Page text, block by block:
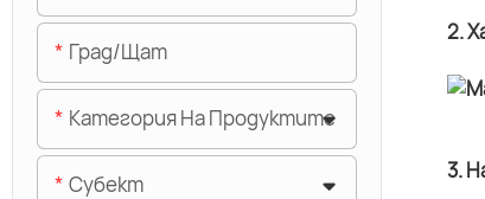
2.
3.
Град/щат
Категория На Продуктите
Субект